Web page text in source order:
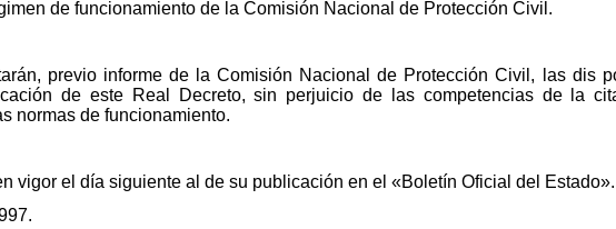
de funcionamiento de la Comisión Nacional de Protección Civil.
previo informe de la Comisión Nacional de Protección Civil, las dis
de este Real Decreto, sin perjuicio de las competencias de la
normas de funcionamiento.
vigor el día siguiente al de su publicación en el «Boletín Oficial del Estado».